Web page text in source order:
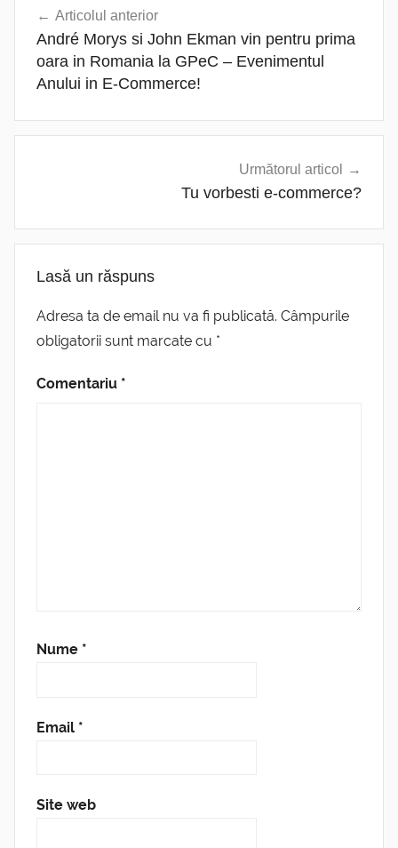
articole
Articolul anterior
André Morys si John Ekman vin pentru prima
oara in Romania la GPeC – Evenimentul
Anului in E-Commerce!
Următorul articol
Tu vorbesti e-commerce?
Lasă un răspuns
Adresa ta de email nu va fi publicată. Câmpurile
obligatorii sunt marcate cu *
Comentariu *
Nume *
Email *
Site web